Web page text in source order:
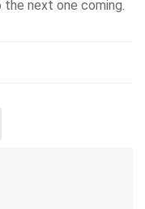
next one coming.